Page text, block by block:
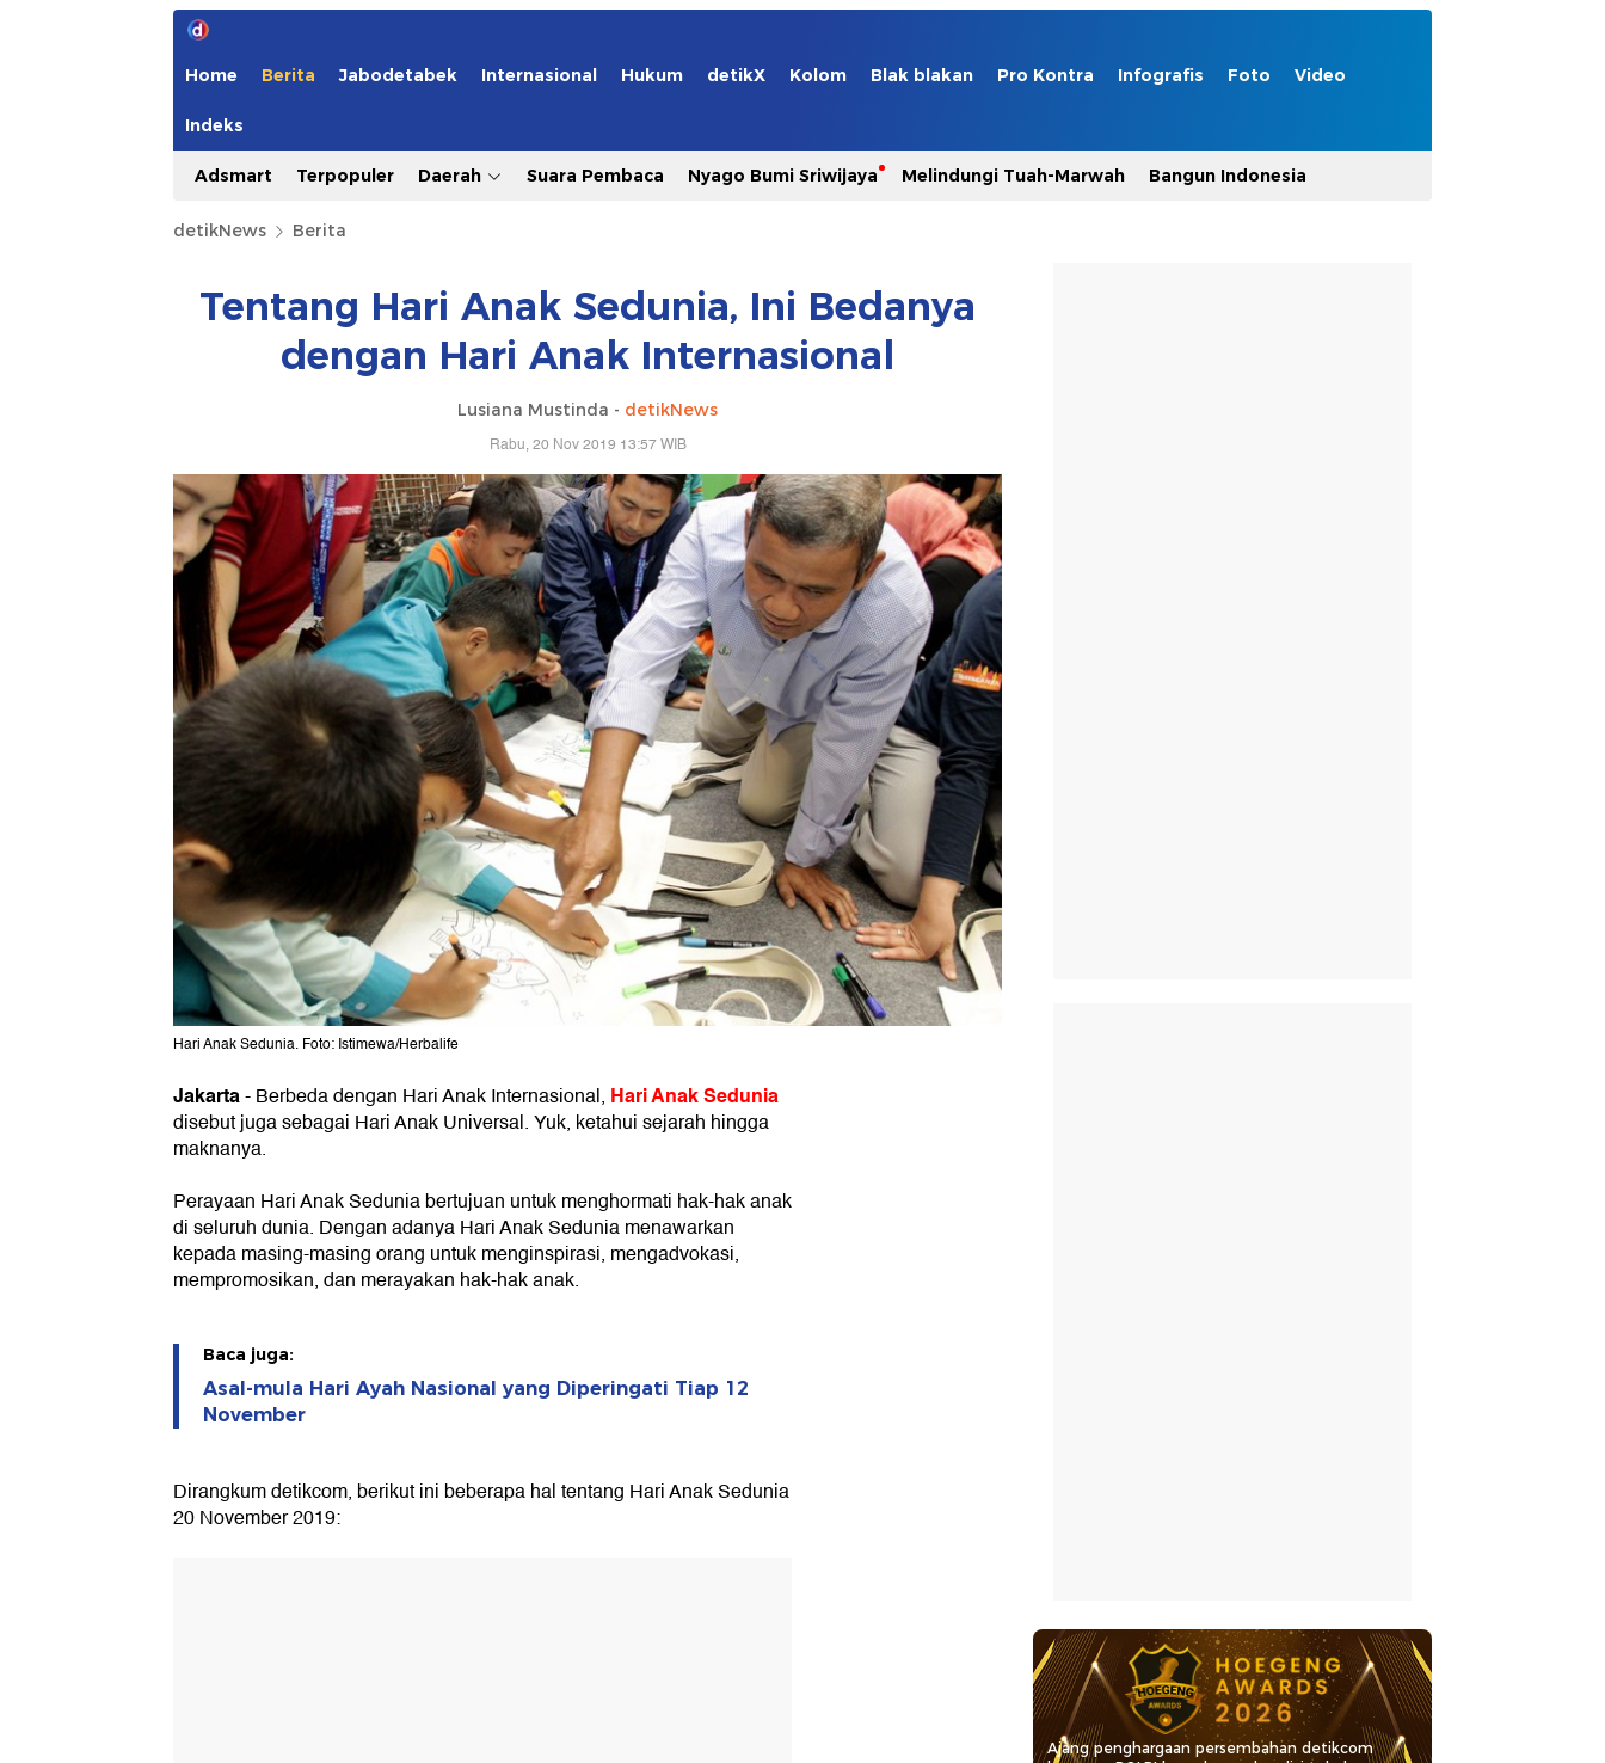
Home Berita Jabodetabek Internasional Hukum detikX Kolom Blak blakan Pro Kontra Infografis Foto Video
Indeks
Adsmart Terpopuler Daerah Suara Pembaca Nyago Bumi Sriwijaya Melindungi Tuah-Marwah Bangun Indonesia
detikNews Berita
Tentang Hari Anak Sedunia, Ini Bedanya
dengan Hari Anak Internasional
Lusiana Mustinda - detikNews
Rabu, 20 Nov 2019 13:57 WIB
Hari Anak Sedunia. Foto: Istimewa/Herbalife
Jakarta-Berbeda dengan Hari Anak Internasional, Hari Anak Sedunia
disebut juga sebagai Hari Anak Universal. Yuk, ketahui sejarah hingga
maknanya.
Perayaan Hari Anak Sedunia bertujuan untuk menghormati hak-hak anak
di seluruh dunia. Dengan adanya Hari Anak Sedunia menawarkan
kepada masing-masing orang untuk menginspirasi, mengadvokasi,
mempromosikan, dan merayakan hak-hak anak.
Baca juga:
Asal-mula Hari Ayah Nasional yang Diperingati Tiap 12
November
Dirangkum detikcom, berikut ini beberapa hal tentang Hari Anak Sedunia
20 November 2019:
Ajang penghargaan persembahan detikcom